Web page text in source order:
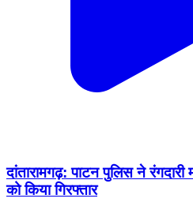
दांतारामगढ़: पाटन पुलिस ने
को किया गिरफ्तार